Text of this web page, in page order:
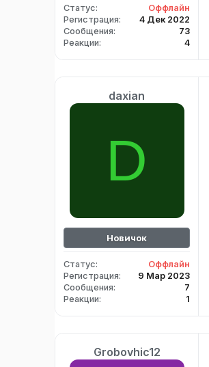
Статус
Оффлайн
Регистрация
4 Дек 2022
Сообщения
73
Реакции
4
daxian
D
Новичок
Статус
Оффлайн
Регистрация
9 Мар 2023
Сообщения
7
Реакции
1
Grobovhic12